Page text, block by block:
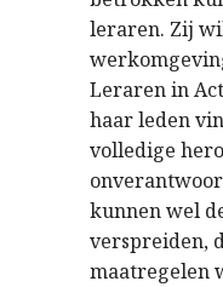
leraren. Zij
Leraren in
haar leden
volledige
kunnen wel
verspreiden,
maatregelen